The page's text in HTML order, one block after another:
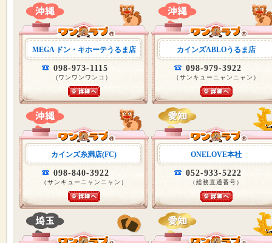
MEGA ドン・キホーテうるま店
098-973-1115
(ワンワンワンコ）
カインズABLOうるま店
098-979-3922
（サンキューニャンニャン）
カインズ糸満店(FC)
098-840-3922
（サンキューニャンニャン）
ONELOVE本社
052-933-5222
（総務直通番号）